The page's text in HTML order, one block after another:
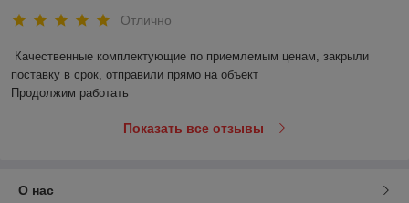
Отлично
Качественные комплектующие по приемлемым ценам, закрыли
поставку в срок, отправили прямо на объект
Продолжим работать
Показать все отзывы
О нас